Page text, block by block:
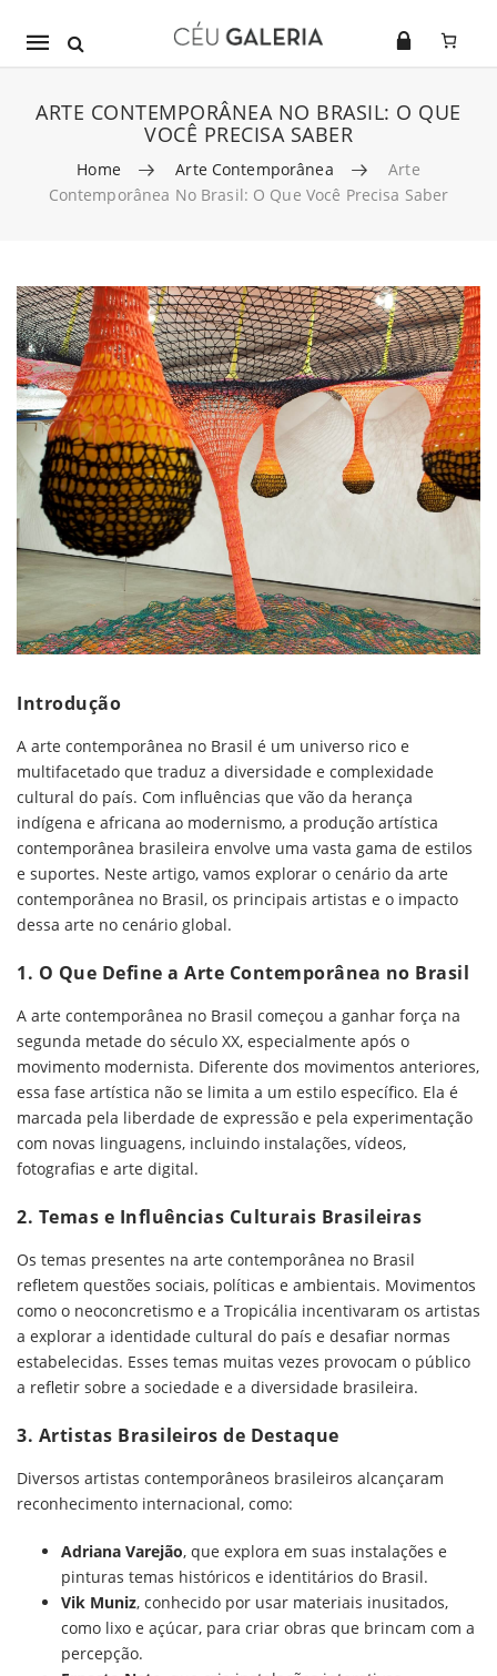
Mobile
ARTE CONTEMPORÂNEA NO BRASIL: O QUE
VOCÊ PRECISA SABER
Home Arte Contemporânea
Arte
Contemporânea No Brasil: O Que Você Precisa Saber
Skip to content
Introdução
A arte contemporânea no Brasil é um universo rico e
multifacetado que traduz a diversidade e complexidade
cultural do país. Com influências que vão da herança
indígena e africana ao modernismo, a produção artística
contemporânea brasileira envolve uma vasta gama de estilos
e suportes. Neste artigo, vamos explorar o cenário da arte
contemporânea no Brasil, os principais artistas e o impacto
dessa arte no cenário global.
1. O Que Define a Arte Contemporânea no Brasil
A arte contemporânea no Brasil começou a ganhar força na
segunda metade do século XX, especialmente após o
movimento modernista. Diferente dos movimentos anteriores,
essa fase artística não se limita a um estilo específico. Ela é
marcada pela liberdade de expressão e pela experimentação
com novas linguagens, incluindo instalações, vídeos,
fotografias e arte digital.
2. Temas e Influências Culturais Brasileiras
Os temas presentes na arte contemporânea no Brasil
refletem questões sociais, políticas e ambientais. Movimentos
como o neoconcretismo e a Tropicália incentivaram os artistas
a explorar a identidade cultural do país e desafiar normas
estabelecidas. Esses temas muitas vezes provocam o público
a refletir sobre a sociedade e a diversidade brasileira.
3. Artistas Brasileiros de Destaque
Diversos artistas contemporâneos brasileiros alcançaram
reconhecimento internacional, como:
Adriana Varejão, que explora em suas instalações e
pinturas temas históricos e identitários do Brasil.
Vik Muniz, conhecido por usar materiais inusitados,
como lixo e açúcar, para criar obras que brincam com a
percepção.